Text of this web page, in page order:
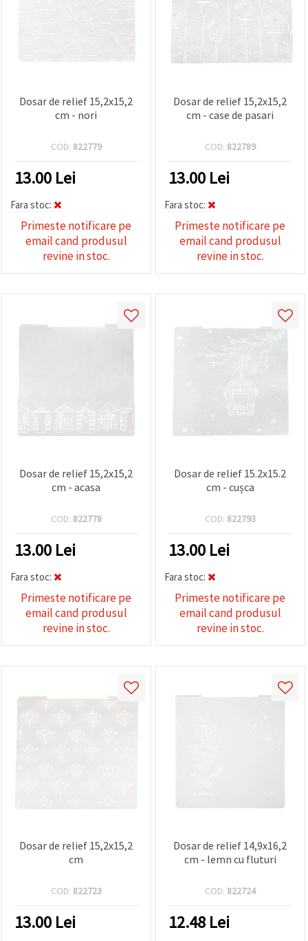
Dosar de relief 15,2x15,2
cm - nori
COD: 822779
13.00 Lei
Fara stoc:
Primeste notificare pe
email cand produsul
revine in stoc.
Dosar de relief 15,2x15,2
cm - case de pasari
COD: 822789
13.00 Lei
Fara stoc:
Primeste notificare pe
email cand produsul
revine in stoc.
Dosar de relief 15,2x15,2
cm - acasa
COD: 822778
13.00 Lei
Fara stoc:
Primeste notificare pe
email cand produsul
revine in stoc.
Dosar de relief 15.2x15.2
cm - cușca
COD: 822793
13.00 Lei
Fara stoc:
Primeste notificare pe
email cand produsul
revine in stoc.
Dosar de relief 15,2x15,2
cm
COD: 822723
13.00 Lei
Dosar de relief 14,9x16,2
cm - lemn cu fluturi
COD: 822724
12.48 Lei